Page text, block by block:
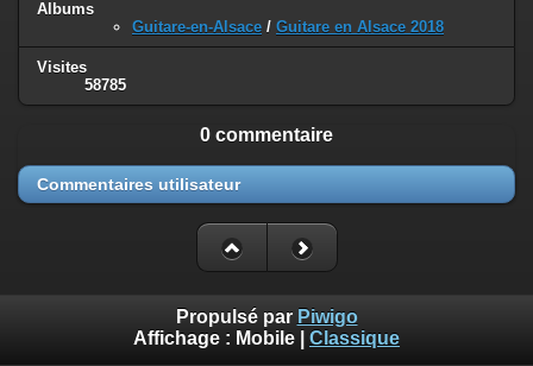
Albums
Guitare-en-Alsace / Guitare en Alsace 2018
Visites
58785
0 commentaire
Commentaires utilisateur
Propulsé par Piwigo
Affichage : Mobile Classique